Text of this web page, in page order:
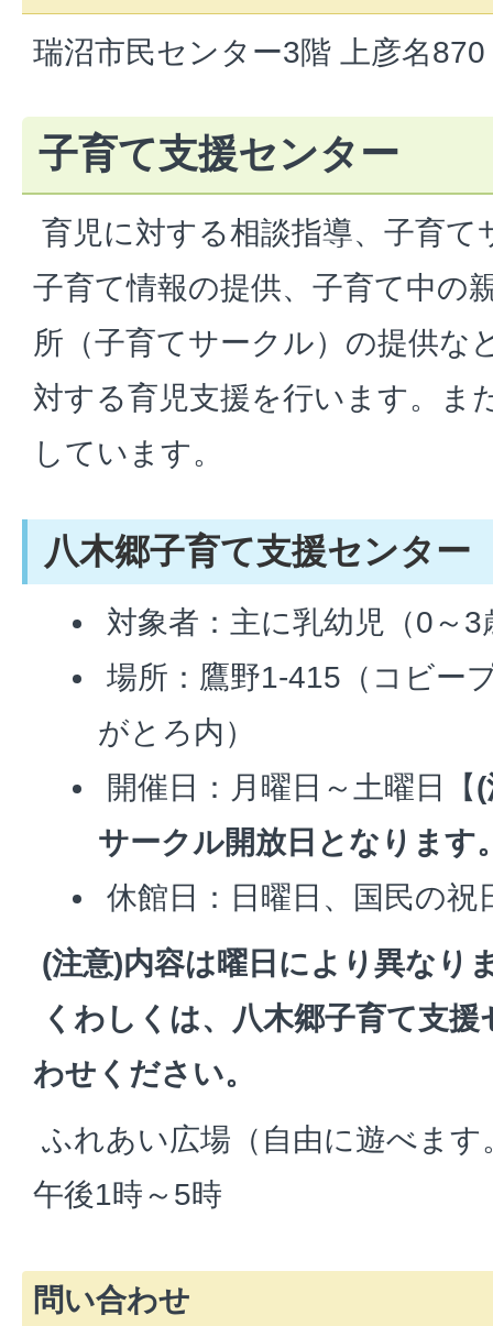
瑞沼市民センター3階 上彦名
子育て支援センター
育児に対する相談指導、子育て
子育て情報の提供、子育て中の
所（子育てサークル）の提供な
対する育児支援を行います。ま
しています。
八木郷子育て支援センター
対象者：主に乳幼児（0～
場所：鷹野1-415（コビー
がとろ内）
開催日：月曜日～土曜日【
サークル開放日となります
休館日：日曜日、国民の祝
(注意)内容は曜日により異なり
くわしくは、八木郷子育て支
わせください。
ふれあい広場（自由に遊べます
午後1時～5時
問い合わせ